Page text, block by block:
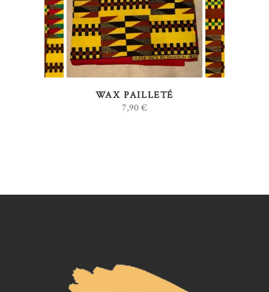
WAX PAILLETÉ
7,90€